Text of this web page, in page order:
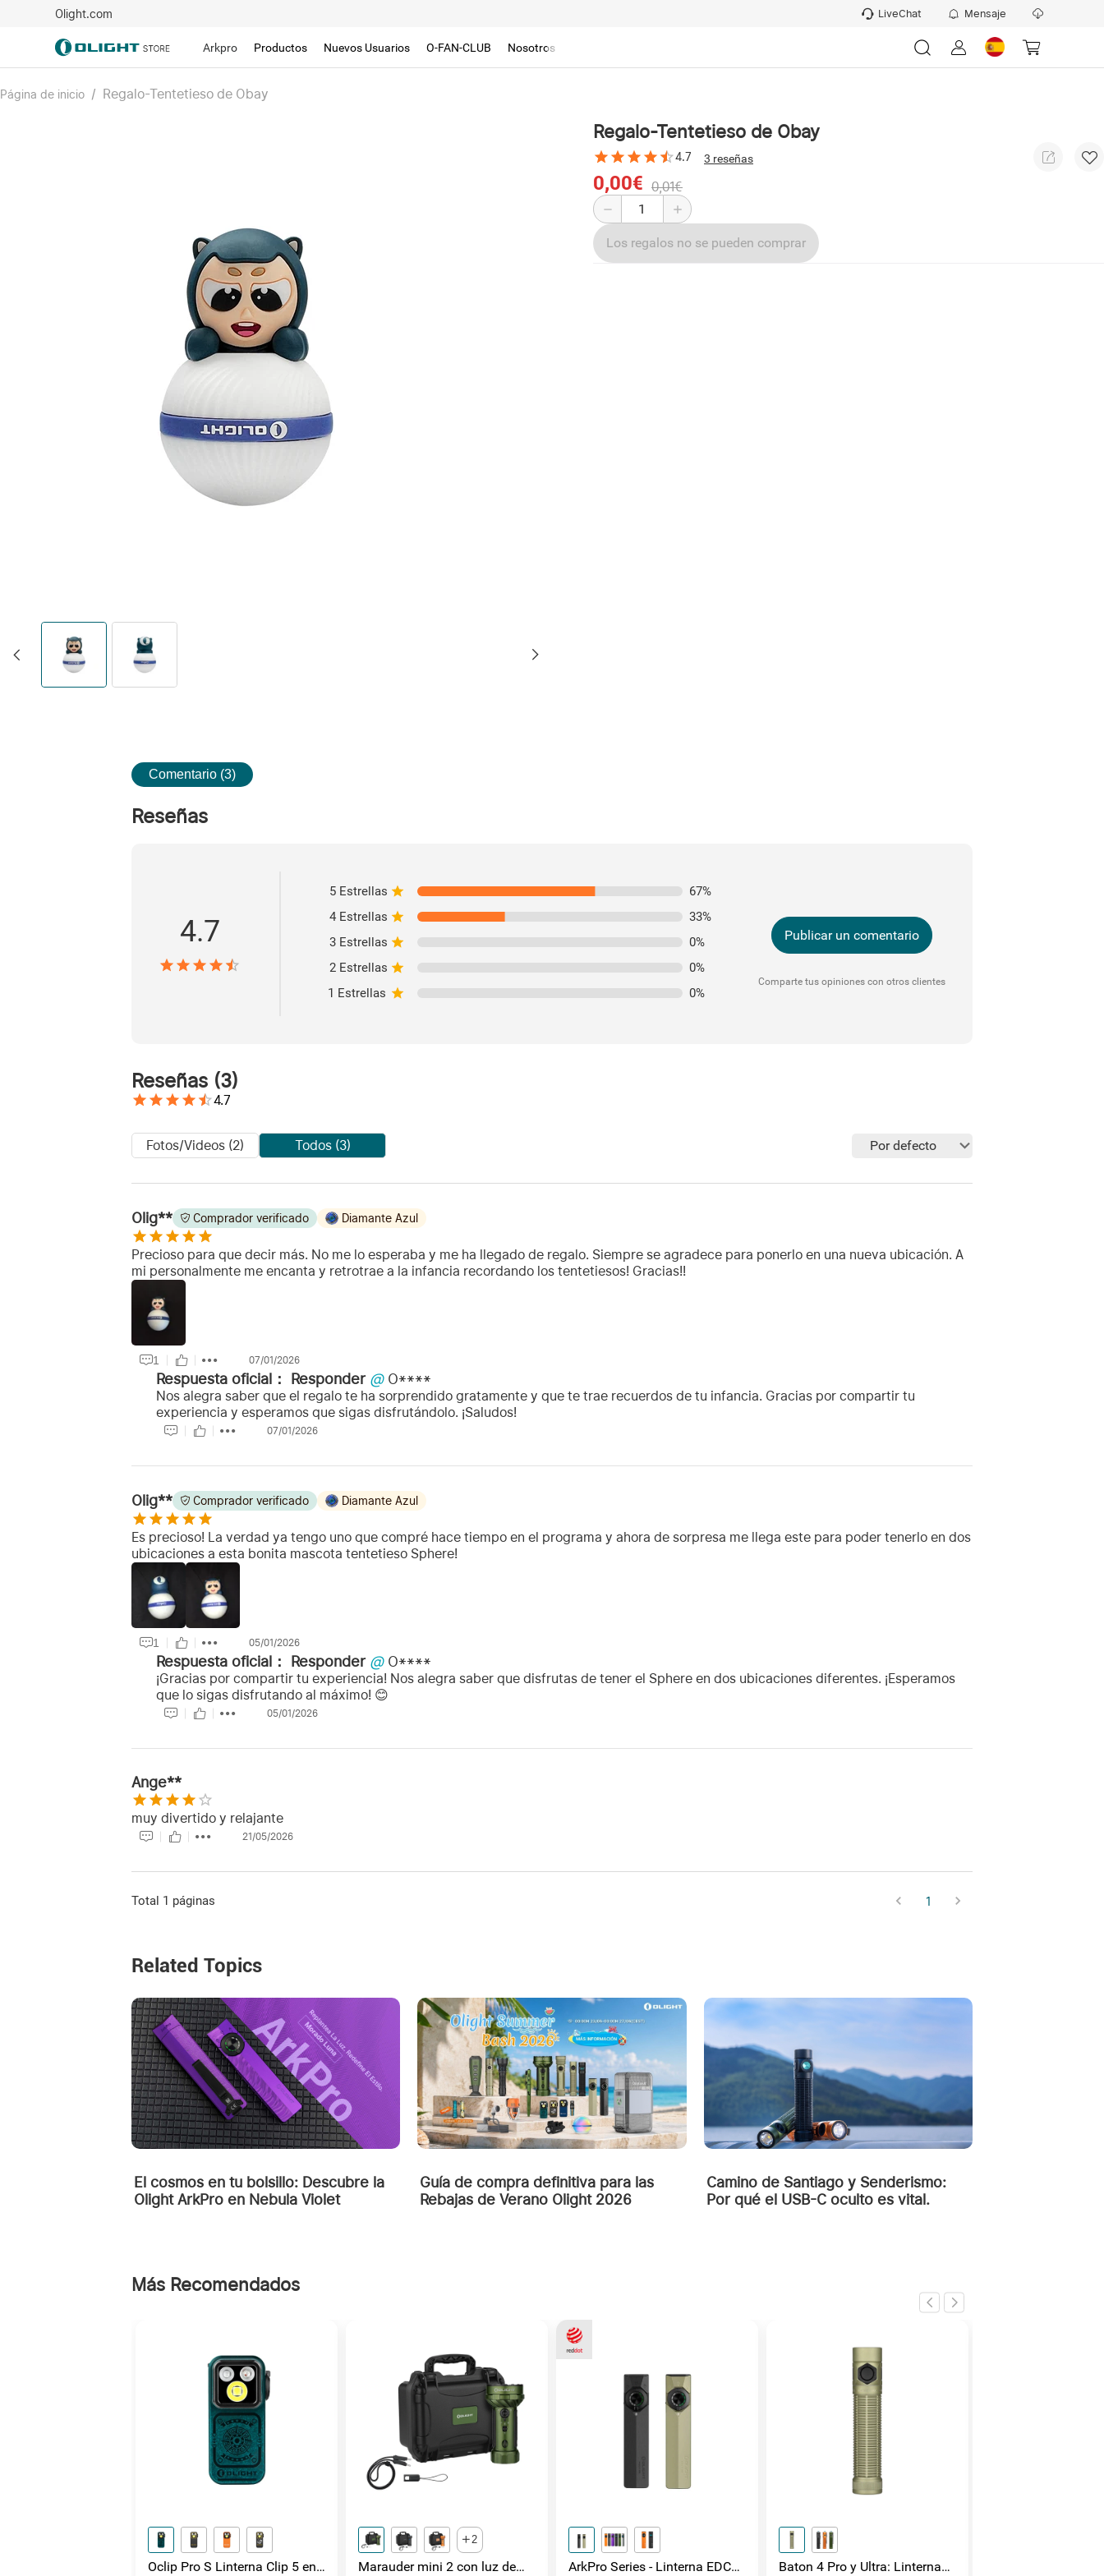
Olight.com LiveChat Mensaje
Arkpro Productos Nuevos Usuarios O-FAN-CLUB Nosotros
Página de inicio / Regalo-Tentetieso de Obay
Regalo-Tentetieso de Obay
4.7 3 reseñas
0,00€ 0,01€
Los regalos no se pueden comprar
Comentario (3)
Reseñas
4.7
5 Estrellas 67%
4 Estrellas
33%
3 Estrellas
0%
2 Estrellas
0%
1 Estrellas
0%
Publicar un comentario
Comparte tus opiniones con otros clientes
Reseñas (3)
4.7
Fotos/Videos (2) Todos (3) Por defecto
Olig** Comprador verificado Diamante Azul
Precioso para que decir más. No me lo esperaba y me ha llegado de regalo. Siempre se agradece para ponerlo en una nueva ubicación. A
mi personalmente me encanta y retrotrae a la infancia recordando los tentetiesos! Gracias!!
1 07/01/2026
Respuesta oficial： Responder @ O****
Nos alegra saber que el regalo te ha sorprendido gratamente y que te trae recuerdos de tu infancia. Gracias por compartir tu
experiencia y esperamos que sigas disfrutándolo. ¡Saludos!
07/01/2026
Olig** Comprador verificado Diamante Azul
Es precioso! La verdad ya tengo uno que compré hace tiempo en el programa y ahora de sorpresa me llega este para poder tenerlo en dos
ubicaciones a esta bonita mascota tentetieso Sphere!
1 05/01/2026
Respuesta oficial： Responder @ O****
¡Gracias por compartir tu experiencia! Nos alegra saber que disfrutas de tener el Sphere en dos ubicaciones diferentes. ¡Esperamos
que lo sigas disfrutando al máximo! 😊
05/01/2026
Ange**
muy divertido y relajante
21/05/2026
Total 1 páginas 1
Related Topics
El cosmos en tu bolsillo: Descubre la
Olight ArkPro en Nebula Violet
Guía de compra definitiva para las
Rebajas de Verano Olight 2026
Camino de Santiago y Senderismo:
Por qué el USB-C oculto es vital.
Más Recomendados
Oclip Pro S Linterna Clip 5 en
2
Marauder mini 2 con luz de
ArkPro Series - Linterna EDC
Baton 4 Pro y Ultra: Linterna